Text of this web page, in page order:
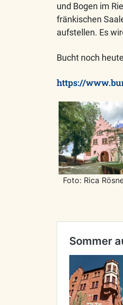
und Bogen im
fränkischen
aufstellen. Es
Bucht noch
https://
Foto: Rica